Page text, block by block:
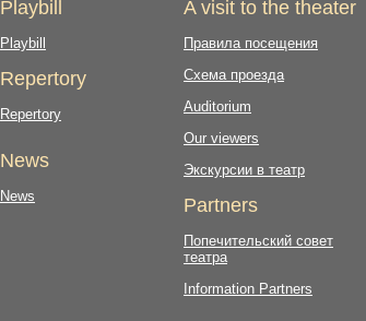
Playbill
Playbill
Repertory
Repertory
News
News
A visit to the theater
Правила посещения
Схема проезда
Auditorium
Our viewers
Экскурсии в театр
Partners
Попечительский совет
театра
Information Partners